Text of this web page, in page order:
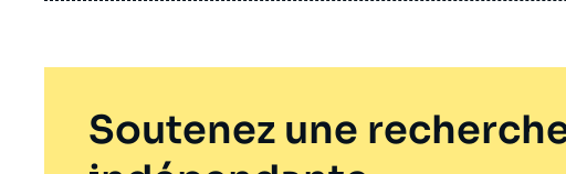
Soutenez une